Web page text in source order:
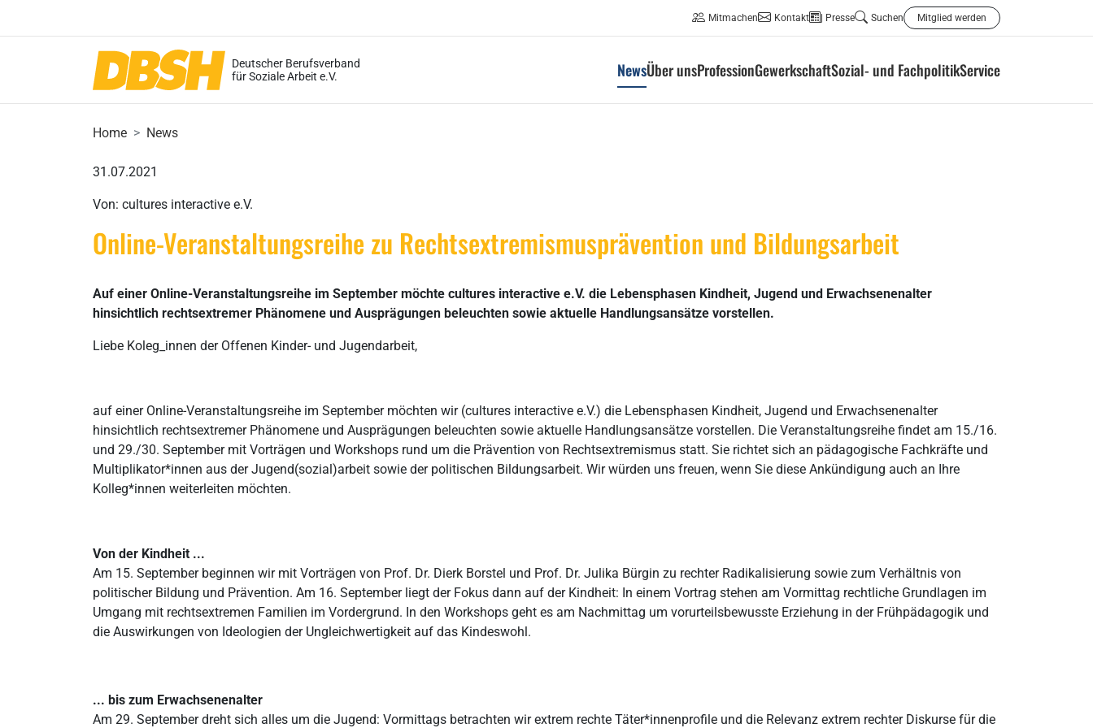
Mitmachen Kontakt Presse Suchen Mitglied werden
Deutscher Berufsverband
für Soziale Arbeit e.V.
NewsÜber unsProfessionGewerkschaftSozial- und FachpolitikService
Home News
31.07.2021
Von: cultures interactive e.V.
Online-Veranstaltungsreihe zu Rechtsextremismusprävention und Bildungsarbeit
Auf einer Online-Veranstaltungsreihe im September möchte cultures interactive e.V. die Lebensphasen Kindheit, Jugend und Erwachsenenalter
hinsichtlich rechtsextremer Phänomene und Ausprägungen beleuchten sowie aktuelle Handlungsansätze vorstellen.
Liebe Koleg_innen der Offenen Kinder- und Jugendarbeit,
auf einer Online-Veranstaltungsreihe im September möchten wir (cultures interactive e.V.) die Lebensphasen Kindheit, Jugend und Erwachsenenalter
hinsichtlich rechtsextremer Phänomene und Ausprägungen beleuchten sowie aktuelle Handlungsansätze vorstellen. Die Veranstaltungsreihe findet am 15./16.
und 29./30. September mit Vorträgen und Workshops rund um die Prävention von Rechtsextremismus statt. Sie richtet sich an pädagogische Fachkräfte und
Multiplikator*innen aus der Jugend(sozial)arbeit sowie der politischen Bildungsarbeit. Wir würden uns freuen, wenn Sie diese Ankündigung auch an Ihre
Kolleg*innen weiterleiten möchten.
Von der Kindheit ...
Am 15. September beginnen wir mit Vorträgen von Prof. Dr. Dierk Borstel und Prof. Dr. Julika Bürgin zu rechter Radikalisierung sowie zum Verhältnis von
politischer Bildung und Prävention. Am 16. September liegt der Fokus dann auf der Kindheit: In einem Vortrag stehen am Vormittag rechtliche Grundlagen im
Umgang mit rechtsextremen Familien im Vordergrund. In den Workshops geht es am Nachmittag um vorurteilsbewusste Erziehung in der Frühpädagogik und
die Auswirkungen von Ideologien der Ungleichwertigkeit auf das Kindeswohl.
... bis zum Erwachsenenalter
Am 29. September dreht sich alles um die Jugend: Vormittags betrachten wir extrem rechte Täter*innenprofile und die Relevanz extrem rechter Diskurse für die